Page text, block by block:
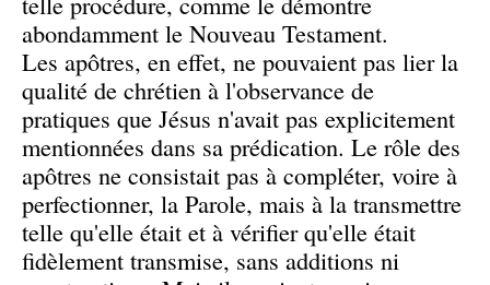
abondamment le Nouveau Testament.
Les apôtres, en effet, ne pouvaient pas lier la
qualité de chrétien à l'observance de
pratiques que Jésus n'avait pas explicitement
mentionnées dans sa prédication. Le rôle des
apôtres ne consistait pas à compléter, voire à
perfectionner, la Parole, mais à la transmettre
telle qu'elle était et à vérifier qu'elle était
fidèlement transmise, sans additions ni